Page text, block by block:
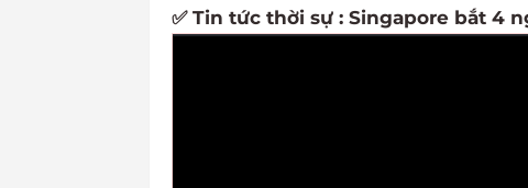
✅ Tin tức thời sự : Singapore bắt 4